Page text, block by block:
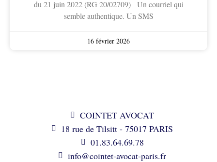
du 21 juin 2022 (RG 20/02709) Un courriel qui
semble authentique. Un SMS
16 février 2026
COINTET AVOCAT
18 rue de Tilsitt - 75017 PARIS
01.83.64.69.78
info@cointet-avocat-paris.fr